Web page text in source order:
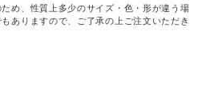
め、性質上多少のサイズ・色・形が違う場
ありますので、ご了承の上ご注文いただき